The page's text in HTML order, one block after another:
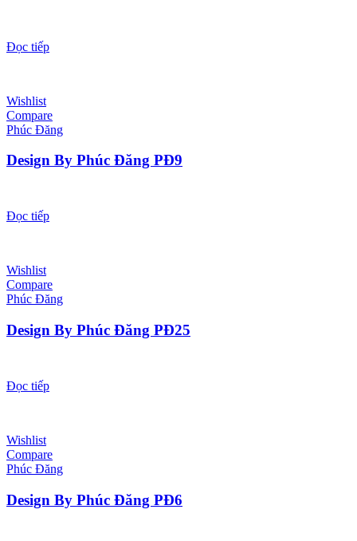
Đọc tiếp
Wishlist
Compare
Phúc Đăng
Design By Phúc Đăng PĐ9
Đọc tiếp
Wishlist
Compare
Phúc Đăng
Design By Phúc Đăng PĐ25
Đọc tiếp
Wishlist
Compare
Phúc Đăng
Design By Phúc Đăng PĐ6